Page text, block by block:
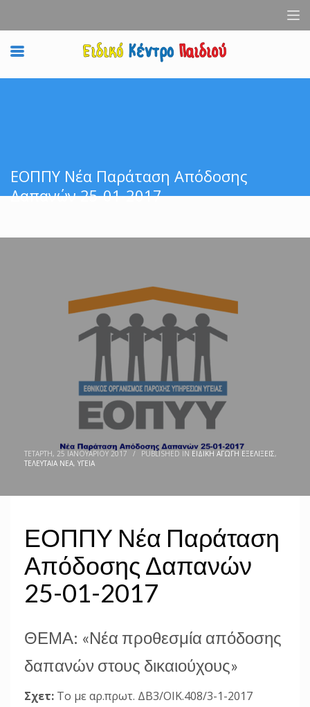
ΕΟΠΠΥ Νέα Παράταση Απόδοσης
Δαπανών 25-01-2017
ΤΕΤΆΡΤΗ, 25 ΙΑΝΟΥΑΡΊΟΥ 2017 / PUBLISHED IN ΕΙΔΙΚΉ ΑΓΩΓΉ ΕΞΕΛΊΞΕΙΣ,
ΤΕΛΕΥΤΑΊΑ ΝΈΑ, ΥΓΕΊΑ
ΕΟΠΠΥ Νέα Παράταση
Απόδοσης Δαπανών
25-01-2017
ΘΕΜΑ: «Νέα προθεσμία απόδοσης
δαπανών στους δικαιούχους»
Σχετ: Το με αρ.πρωτ. ΔΒ3/ΟΙΚ.408/3-1-2017